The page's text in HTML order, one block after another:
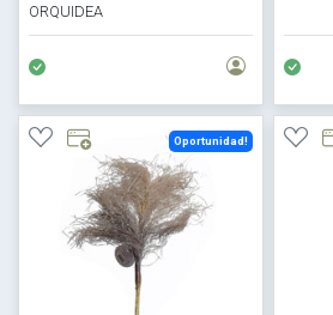
ORQUIDEA
Oportunidad!